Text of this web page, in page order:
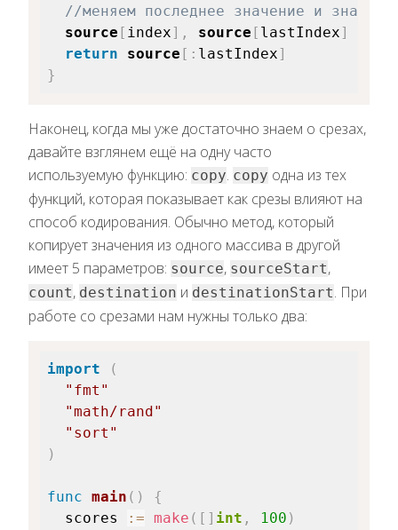
//меняем последнее значение и
source [ index] , source [ lastIndex]
return
source [ : lastIndex]
}
Наконец, когда мы уже достаточно знаем о срезах,
давайте взглянем ещё на одну часто
используемую функцию: copy. copy одна из тех
функций, которая показывает как срезы влияют на
способ кодирования. Обычно метод, который
копирует значения из одного массива в другой
имеет 5 параметров: source, sourceStart,
count, destination и destinationStart. При
работе со срезами нам нужны только два:
import
(
"fmt"
"math/rand"
"sort"
)
func main ( )
{
  scores
:= make ( [ ] int , 100 )